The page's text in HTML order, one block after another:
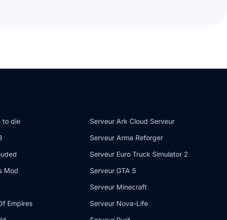
to die
Serveur Ark Cloud Serveur
Serveur Arma Reforger
Serveur Euro Truck Simulator 2
Mod
Serveur GTA 5
Serveur Minecraft
Empires
Serveur Nova-Life